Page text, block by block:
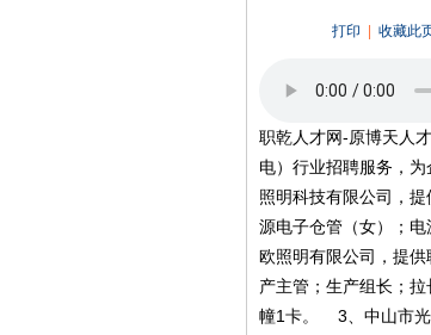
打印 收藏此
职乾人才网-原博天人
电）行业招聘服务，
照明科技有限公司，
源电子仓管（女）；
欧照明有限公司，提
产主管；生产组长；
幢1卡。 3、中山市光